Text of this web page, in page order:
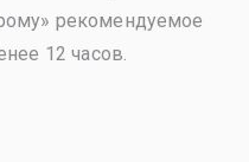
рекомендуемое
12 часов.